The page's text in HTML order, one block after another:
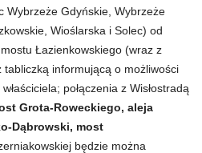
Wybrzeże Gdyńskie, Wybrzeże
Wioślarska i Solec) od
Łazienkowskiego (wraz z
informującą o możliwości
połączenia z Wisłostradą
Grota-Roweckiego, aleja
Dąbrowski, most
będzie można